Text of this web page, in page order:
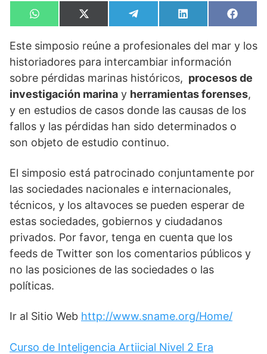
Compartir
en
W
h
t
s
A
p
p
Compartir
en
X
(
w
t
t
e
r
Compartir
en
e
e
r
a
m
Compartir
en
L
i
k
d
I
n
en
F
a
e
o
k
Este simposio reúne a profesionales del mar y los
historiadores para intercambiar información
sobre pérdidas marinas históricos, procesos de
investigación marina y herramientas forenses,
y en estudios de casos donde las causas de los
fallos y las pérdidas han sido determinados o
son objeto de estudio continuo.
El simposio está patrocinado conjuntamente por
las sociedades nacionales e internacionales,
técnicos, y los altavoces se pueden esperar de
estas sociedades, gobiernos y ciudadanos
privados. Por favor, tenga en cuenta que los
feeds de Twitter son los comentarios públicos y
no las posiciones de las sociedades o las
políticas.
Ir al Sitio Web http://www.sname.org/Home/
Curso de Inteligencia Artiicial Nivel 2 Era